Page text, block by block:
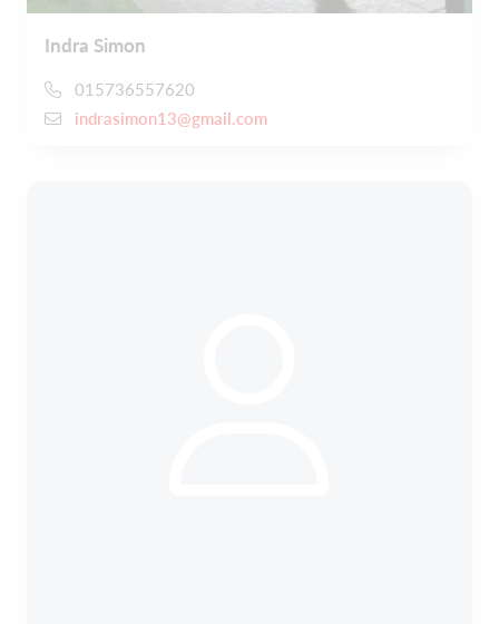
Indra Simon
015736557620
indrasimon13@gmail.com